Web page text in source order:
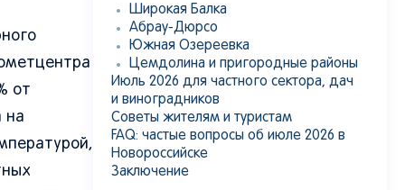
от
на
Широкая Балка
Абрау-Дюрсо
Южная Озереевка
Цемдолина и пригородные районы
Июль 2026 для частного сектора, дач
и виноградников
Советы жителям и туристам
FAQ: частые вопросы об июле 2026 в
Новороссийске
Заключение